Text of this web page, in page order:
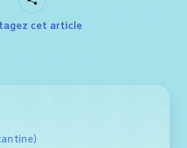
cet article